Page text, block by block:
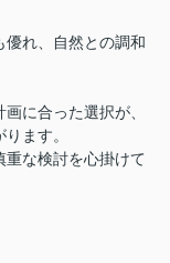
優れ、自然との調和
に合った選択が、
ます。
重な検討を心掛けて